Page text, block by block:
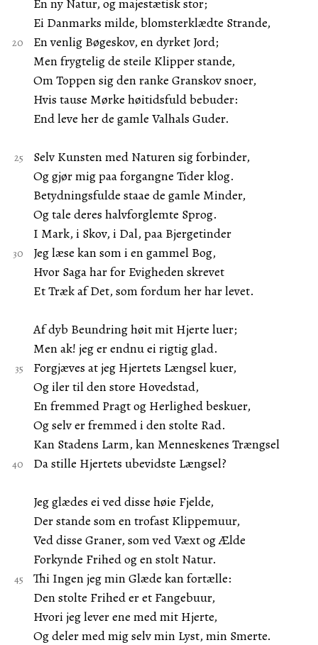
En ny Natur, og majestætisk stor;
Ei Danmarks milde, blomsterklædte Strande,
En venlig Bøgeskov, en dyrket Jord;
Men frygtelig de steile Klipper stande,
Om Toppen sig den ranke Granskov snoer,
Hvis tause Mørke høitidsfuld bebuder:
End leve her de gamle Valhals Guder.
Selv Kunsten med Naturen sig forbinder,
Og gjør mig paa forgangne Tider klog.
Betydningsfulde staae de gamle Minder,
Og tale deres halvforglemte Sprog.
I Mark, i Skov, i Dal, paa Bjergetinder
Jeg læse kan som i en gammel Bog,
Hvor Saga har for Evigheden skrevet
Et Træk af Det, som fordum her har levet.
Af dyb Beundring høit mit Hjerte luer;
Men ak! jeg er endnu ei rigtig glad.
Forgjæves at jeg Hjertets Længsel kuer,
Og iler til den store Hovedstad,
En fremmed Pragt og Herlighed beskuer,
Og selv er fremmed i den stolte Rad.
Kan Stadens Larm, kan Menneskenes Trængsel
Da stille Hjertets ubevidste Længsel?
Jeg glædes ei ved disse høie Fjelde,
Der stande som en trofast Klippemuur,
Ved disse Graner, som ved Væxt og Ælde
Forkynde Frihed og en stolt Natur.
Thi Ingen jeg min Glæde kan fortælle:
Den stolte Frihed er et Fangebuur,
Hvori jeg lever ene med mit Hjerte,
Og deler med mig selv min Lyst, min Smerte.